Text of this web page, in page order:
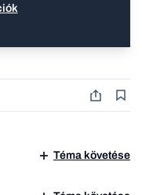
Téma követése